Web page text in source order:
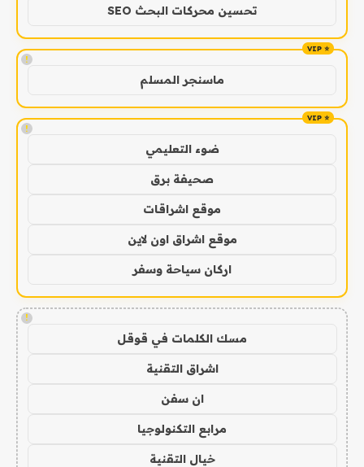
تحسين محركات البحث SEO
!
ماسنجر المسلم
!
ضوء التعليمي
صحيفة برق
موقع اشراقات
موقع اشراق اون لاين
اركان سياحة وسفر
!
مسك الكلمات في قوقل
اشراق التقنية
ان سفن
مرابع التكنولوجيا
خيال التقنية